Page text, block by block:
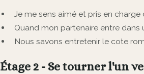
Je me sens aimé et pris en
Quand mon partenaire entre dans
Nous savons entretenir le cote
Étage 2 - Se tourner l'un